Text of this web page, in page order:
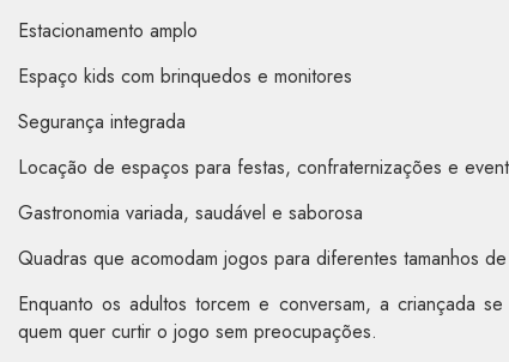
Estacionamento amplo
Espaço kids com brinquedos e monitores
Segurança integrada
Locação de espaços para festas, confraternizações e
Gastronomia variada, saudável e saborosa
Quadras que acomodam jogos para diferentes tamanhos
Enquanto os adultos torcem e conversam, a criançada
quem quer curtir o jogo sem preocupações.